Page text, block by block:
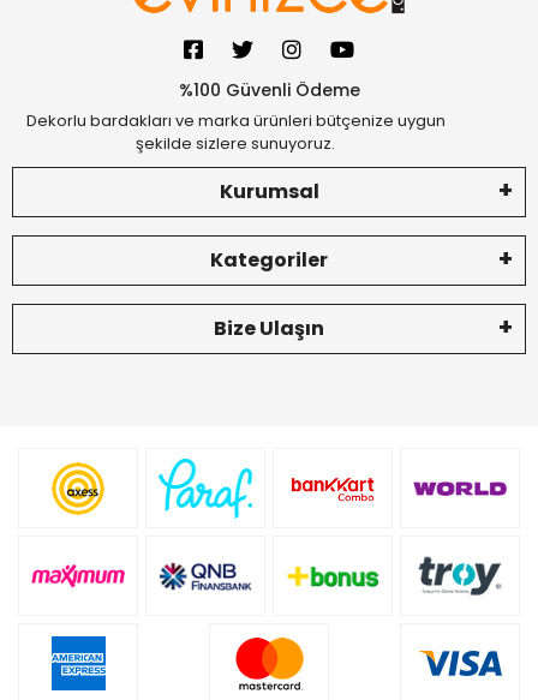
%100 Güvenli Ödeme
Dekorlu bardakları ve marka ürünleri bütçenize uygun
şekilde sizlere sunuyoruz.
Kurumsal
Kategoriler
Bize Ulaşın